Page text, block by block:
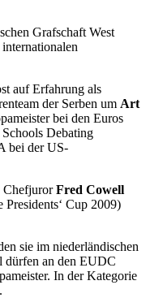
Grafschaft West
auf Erfahrung als
der Serben um Art
bei den Euros
Debating
bei der US-
ChefjurorFred Cowell
Cup 2009)
sie im niederländischen
dürfen an den EUDC
In der Kategorie